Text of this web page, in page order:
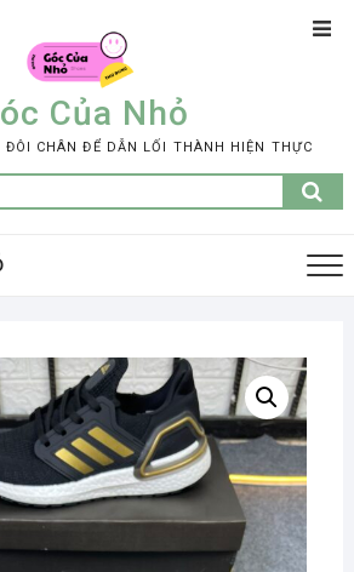
Của Nhỏ
ĐÔI CHÂN ĐỂ DẪN LỐI THÀNH HIỆN THỰC
Tìm
kiếm: